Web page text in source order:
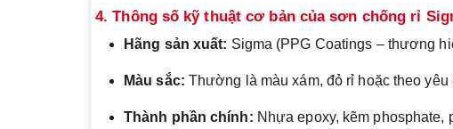
4. Thông số kỹ thuật cơ bản của sơn chống rỉ
Hãng sản xuất: Sigma (PPG Coatings – thương
Màu sắc: Thường là màu xám, đỏ rỉ hoặc theo yêu
Thành phần chính: Nhựa epoxy, kẽm phosphate,